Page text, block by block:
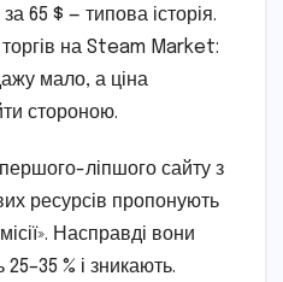
65 $ — типова історія.
на Steam Market:
мало, а ціна
стороною.
ліпшого сайту з
ресурсів пропонують
Насправді вони
% і зникають.